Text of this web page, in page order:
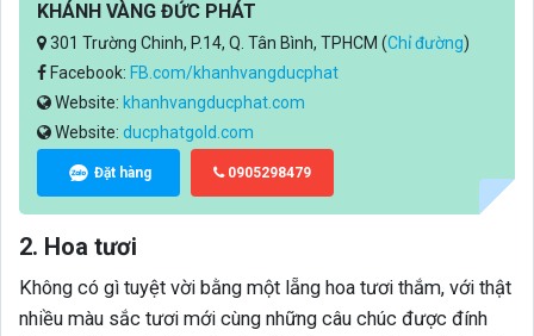
KHÁNH VÀNG ĐỨC PHÁT
301 Trường Chinh, P.14, Q. Tân Bình, TPHCM (Chỉ đường)
Facebook: FB.com/khanhvangducphat
Website: khanhvangducphat.com
Website: ducphatgold.com
Đặt hàng 0905298479
2. Hoa tươi
Không có gì tuyệt vời bằng một lẵng hoa tươi thắm, với thật
nhiều màu sắc tươi mới cùng những câu chúc được đính